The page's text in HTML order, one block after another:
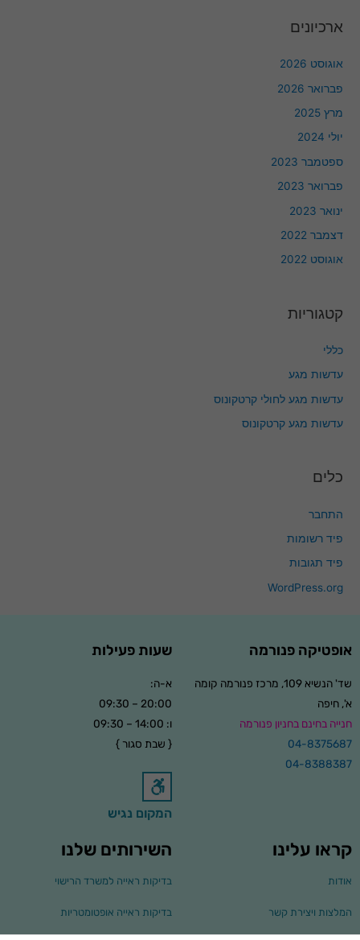
ארכיונים
אוגוסט 2026
פברואר 2026
מרץ 2025
יולי 2024
ספטמבר 2023
פברואר 2023
ינואר 2023
דצמבר 2022
אוגוסט 2022
קטגוריות
כללי
עדשות מגע
עדשות מגע לחולי קרטקונוס
עדשות מגע קרטקונוס
כלים
התחבר
פיד רשומות
פיד תגובות
WordPress.org
אופטיקה פנורמה
שד' הנשיא 109, מרכז פנורמה קומה
א', חיפה
חנייה בחינם בחניון פנורמה
04-8375687
04-8388387
שעות פעילות
א-ה:
20:00 – 09:30
ו: 14:00 – 09:30
{ שבת סגור }
המקום נגיש
קראו עלינו
אודות
המלצות ויצירת קשר
השירותים שלנו
בדיקות ראייה למשרד הרישוי
בדיקות ראייה אופטומטריות